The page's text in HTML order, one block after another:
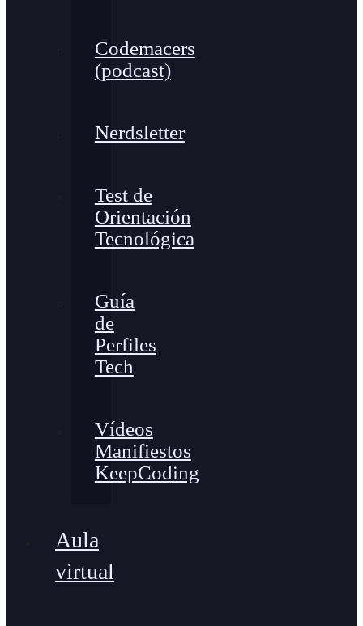
Codemacers
(podcast)
Nerdsletter
Test de
Orientación
Tecnológica
Guía
de
Perfiles
Tech
Vídeos
Manifiestos
KeepCoding
Aula
virtual